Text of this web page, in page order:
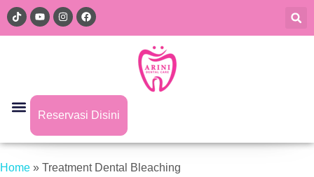
Reservasi Disini
Home » Treatment Dental Bleaching